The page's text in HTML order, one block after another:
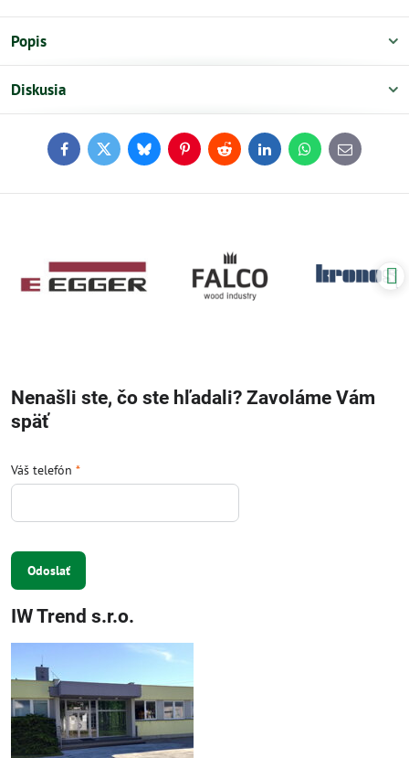
Popis
Diskusia
FacebookTwitterBlueskyPinterestReddit LinkedInWhatsApp
E-
mail
Nenašli ste, čo ste hľadali? Zavoláme Vám
späť
Váš telefón *
Odoslať
IW Trend s.r.o.